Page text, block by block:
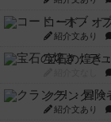
コード・オ
紹介文あり
宝石の煌き
クランク! ：
紹介文あり